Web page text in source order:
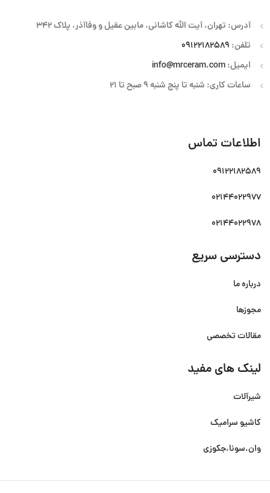
آدرس: تهران، آیت الله کاشانی، مابین عقیل و وفاآذر، پلاک 342
تلفن: 09122182589
ایمیل:info@mrceram.com
ساعات کاری: شنبه تا پنج شنبه 9 صبح تا 21
اطلاعات تماس
09122182589
02144022977
02144022978
دسترسی سریع
درباره ما
مجوزها
مقالات تخصصی
لینک های مفید
شیرآلات
کاشیو سرامیک
وان،سونا،جکوزی